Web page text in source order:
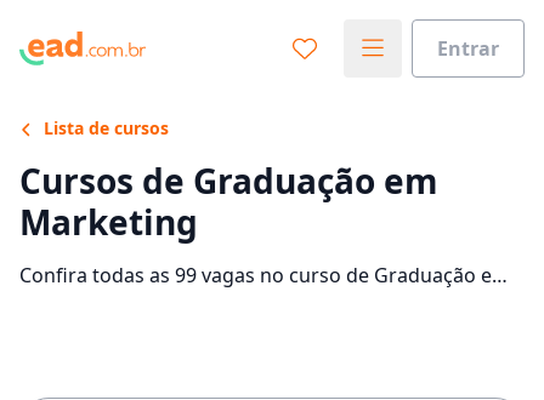
Entrar
Lista de cursos
Cursos de Graduação em
Marketing
Confira todas as 99 vagas no curso de Graduação em